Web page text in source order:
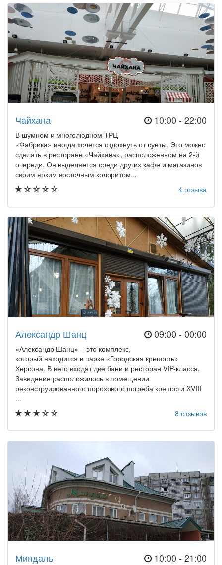
10:00 - 22:00
Чайхана
В шумном и многолюдном ТРЦ
«Фабрика» иногда хочется отдохнуть от суеты. Это можно
сделать в ресторане «Чайхана», расположенном на 2-й
очереди. Он выделяется среди других кафе и магазинов
своим ярким восточным колоритом...
4 отзыва
09:00 - 00:00
Александр Шанц
«Александр Шанц» – это комплекс,
который находится в парке «Городская крепость»
Херсона. В него входят две бани и ресторан VIP-класса.
Заведение расположилось в помещении
реконструированного порохового погреба крепости XVIII
...
8 отзывов
10:00 - 21:00
Миндаль